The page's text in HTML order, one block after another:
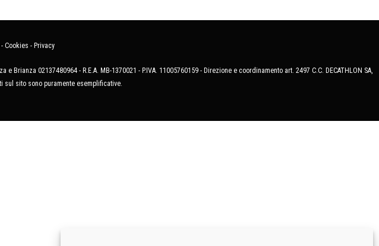
- Cookies - Privacy
Brianza 02137480964 - R.E.A. MB-1370021 - P.IVA. 11005760159 - Direzione e coordinamento art. 2497 C.C. DECATHLON SA,
sul sito sono puramente esemplificative.